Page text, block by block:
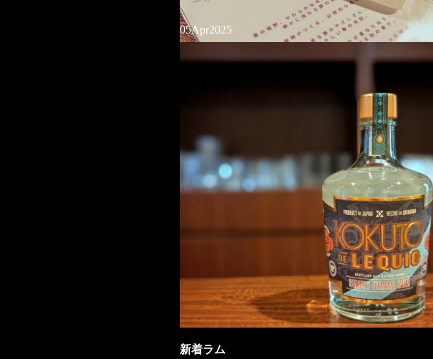
新フルーツ
【今月のおしぼりの香り】
藤、ネロリ、バニラ…etc春の嬉野を彩る630mもの長い藤棚。柔ら
の香りで皆様をお出迎え致します。
05Apr2025
新着ラム